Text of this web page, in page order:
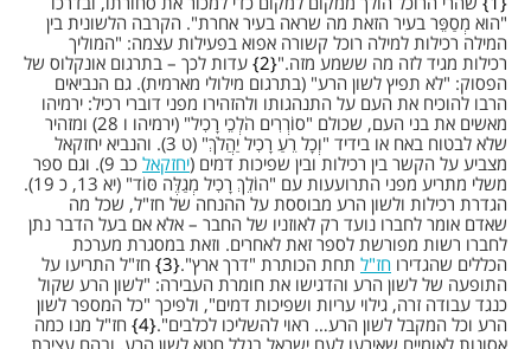
"הוא מְסַפֵּר בעיר הזאת מה שראה בעיר אחרת". הקרבה הלשונית בין
המילה רכילות למילה רוכל קשורה אפוא בפעילות עצמה: "המוליך
רכילות מגיד לזה מה ששמע מזה." 2 עדות לכך – בתרגום אונקלוס של
הפסוק: "לא תפיץ לשון הרע" (בתרגום מילולי מארמית). גם הנביאים
הרבו להוכיח את העם על התנהגותו ולהזהירו מפני דוברי רכיל: ירמיהו
מאשים את בני העם, שכולם "סוֹרְרִים הֹלְכֵי רָכִיל" (ירמיהו ו 28) ומזהיר
שלא לבטוח באח או בידיד "וְכָל רֵעַ רָכִיל יַהֲלֹךְ" (ט 3). והנביא יחזקאל
מצביע על הקשר בין רכילות ובין שפיכות דמים (יחזקאל
כב 9). וגם ספר
משלי מתריע מפני התרועעות עם "הוֹלֵךְ רָכִיל מְגַלֶּה סּוֹד" (יא 13, כ 19).
הגדרת רכילות ולשון הרע מבוססת על ההנחה של חז"ל, שכל מה
שאדם אומר לחברו נועד רק לאוזניו של החבר – אלא אם בעל הדבר נתן
לחברו רשות מפורשת לספר זאת לאחרים. וזאת במסגרת מערכת
הכללים שהגדירו חז"ל תחת הכותרת "דרך ארץ". 3 חז"ל התריעו על
התופעה של לשון הרע והדגישו את חומרת העבירה: "לשון הרע שקול
כנגד עבודה זרה, גילוי עריות ושפיכות דמים", ולפיכך "כל המספר לשון
הרע וכל המקבל לשון הרע… ראוי להשליכו לכלבים". 4 חז"ל מנו כמה
אסונות לאומיים שאירעו לעם ישראל בגלל חטא לשון הרע, ובהם עצירת